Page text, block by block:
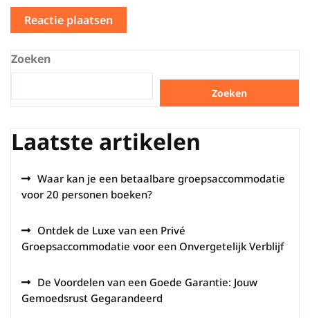
Zoeken
Zoeken
Laatste artikelen
Waar kan je een betaalbare groepsaccommodatie
voor 20 personen boeken?
Ontdek de Luxe van een Privé
Groepsaccommodatie voor een Onvergetelijk Verblijf
De Voordelen van een Goede Garantie: Jouw
Gemoedsrust Gegarandeerd